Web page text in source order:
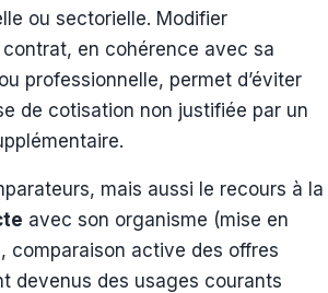
ou sectorielle. Modifier
en cohérence avec sa
professionnelle, permet d’éviter
de cotisation non justifiée par un
mais aussi le recours à la
avec son organisme (mise en
comparaison active des offres
devenus des usages courants